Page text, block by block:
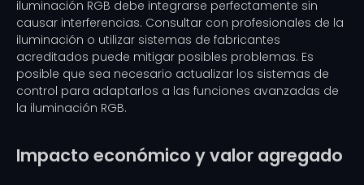
iluminación RGB debe integrarse perfectamente sin
causar interferencias. Consultar con profesionales de la
iluminación o utilizar sistemas de fabricantes
acreditados puede mitigar posibles problemas. Es
posible que sea necesario actualizar los sistemas de
control para adaptarlos a las funciones avanzadas de
la iluminación RGB.
Impacto económico y valor agregado